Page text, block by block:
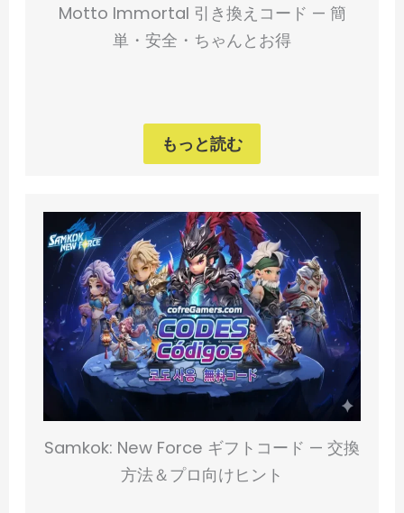
Motto Immortal 引き換えコード — 簡
単・安全・ちゃんとお得
もっと読む
Samkok: New Force ギフトコード — 交換
方法＆プロ向けヒント